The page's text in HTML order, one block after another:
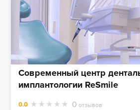
Современный центр
имплантологии ReSmile
0.0 0 отзывов